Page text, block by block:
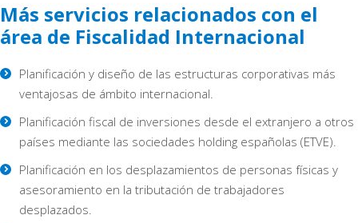
Más servicios relacionados con el
área de Fiscalidad Internacional
Planificación y diseño de las estructuras corporativas más
ventajosas de ámbito internacional.
Planificación fiscal de inversiones desde el extranjero a otros
países mediante las sociedades holding españolas (ETVE).
Planificación en los desplazamientos de personas físicas y
asesoramiento en la tributación de trabajadores
desplazados.